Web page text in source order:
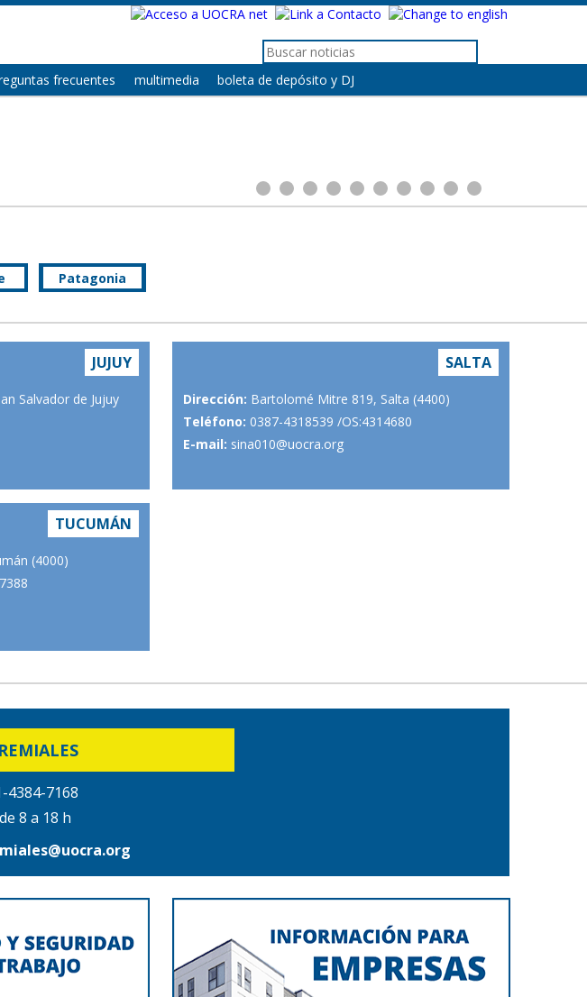
frecuentes multimedia boleta de depósito y DJ
Patagonia
JUJUY
Salvador de Jujuy
SALTA
Dirección: Bartolomé Mitre 819, Salta (4400)
Teléfono: 0387-4318539 /OS:4314680
E-mail: sina010@uocra.org
TUCUMÁN
(4000)
4384-7168
8 a 18 h